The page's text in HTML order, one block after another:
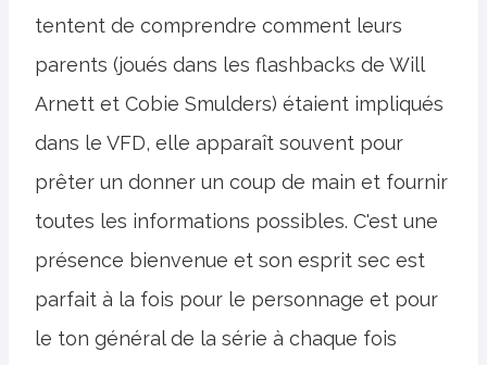
tentent de comprendre comment leurs
parents (joués dans les flashbacks de Will
Arnett et Cobie Smulders) étaient impliqués
dans le VFD, elle apparaît souvent pour
prêter un donner un coup de main et fournir
toutes les informations possibles. C'est une
présence bienvenue et son esprit sec est
parfait à la fois pour le personnage et pour
le ton général de la série à chaque fois